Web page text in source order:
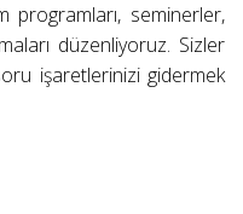
seminerler,
düzenliyoruz. Sizler
işaretlerinizi gidermek